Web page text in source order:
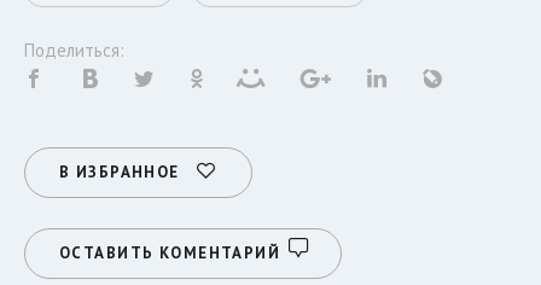
Поделиться:
В ИЗБРАННОЕ
ОСТАВИТЬ КОМЕНТАРИЙ